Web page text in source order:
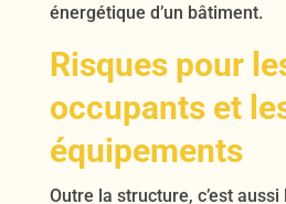
énergétique d’un bâtiment.
Risques pour
occupants et
équipements
Outre la structure, c’est aussi